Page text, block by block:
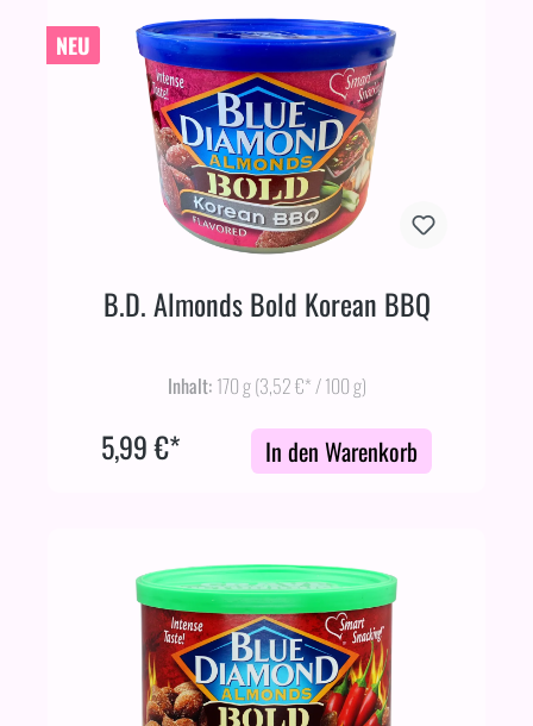
NEU
B.D. Almonds Bold Korean BBQ
Inhalt: 170 g(3,52 €* / 100 g)
5,99 €* In den Warenkorb